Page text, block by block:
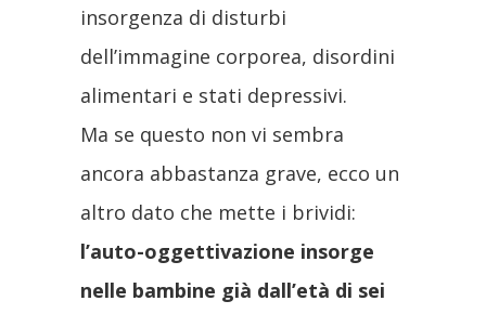
insorgenza di disturbi
dell’immagine corporea, disordini
alimentari e stati depressivi.
Ma se questo non vi sembra
ancora abbastanza grave, ecco un
altro dato che mette i brividi:
l’auto-oggettivazione insorge
nelle bambine già dall’età di sei